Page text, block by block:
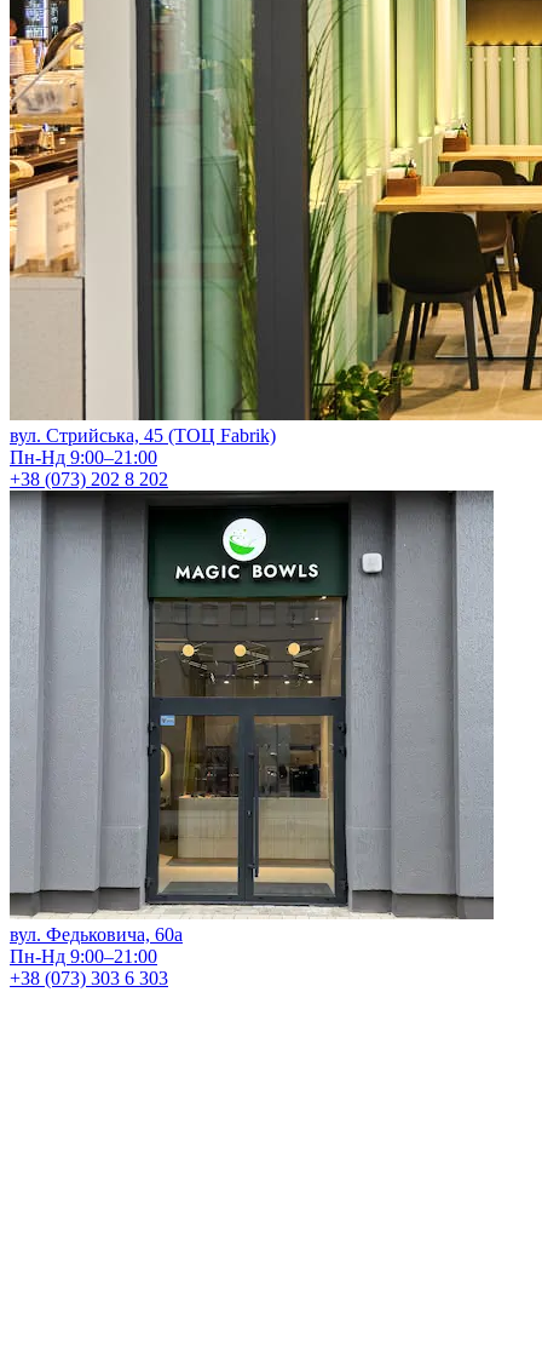
вул. Стрийська, 45 (ТОЦ Fabrik)
Пн-Нд 9:00–21:00
+38 (073) 202 8 202
вул. Федьковича, 60а
Пн-Нд 9:00–21:00
+38 (073) 303 6 303